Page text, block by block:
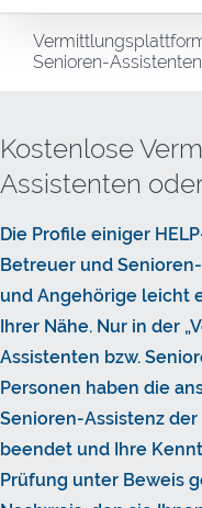
Senioren-Assistenten
Kostenlose
Assistenten
Die Profile einiger
Betreuer und
und Angehörige leicht
Ihrer Nähe. Nur in der
Assistenten bzw.
Personen haben die
Senioren-Assistenz
beendet und Ihre
Prüfung unter Beweis